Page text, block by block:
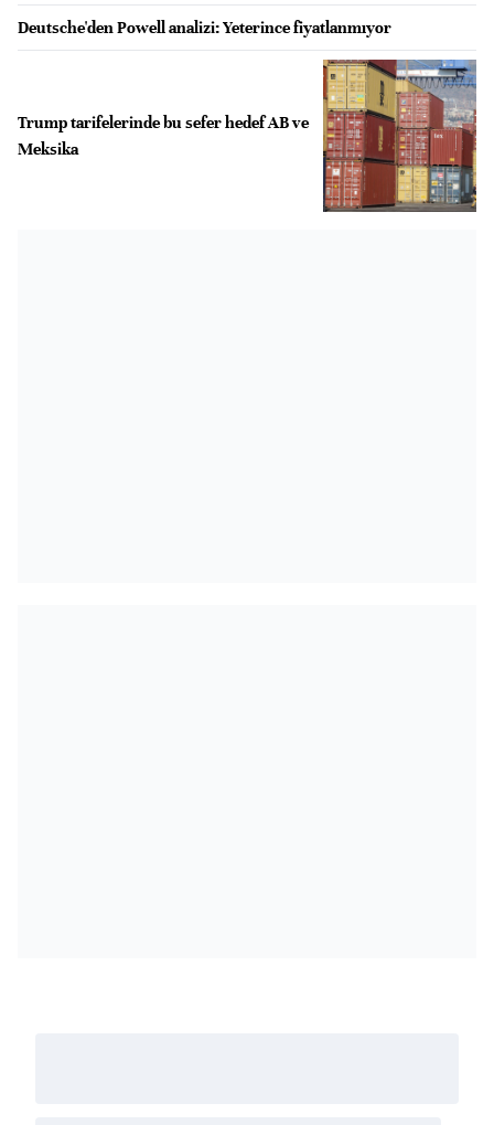
Deutsche'den Powell analizi: Yeterince fiyatlanmıyor
Trump tarifelerinde bu sefer hedef AB ve
Meksika